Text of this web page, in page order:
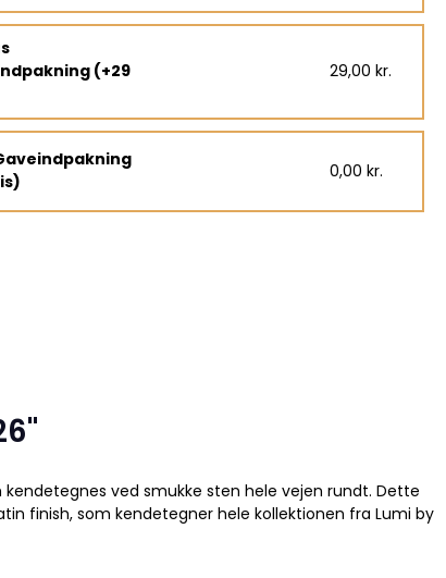
(+29
29,00 kr.
0,00 kr.
ved smukke sten hele vejen rundt. Dette
finish, som kendetegner hele kollektionen fra Lumi by